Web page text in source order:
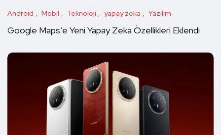
Android Mobil Teknoloji yapay zeka Yazılım
Google Maps’e Yeni Yapay Zeka Özellikleri Eklendi